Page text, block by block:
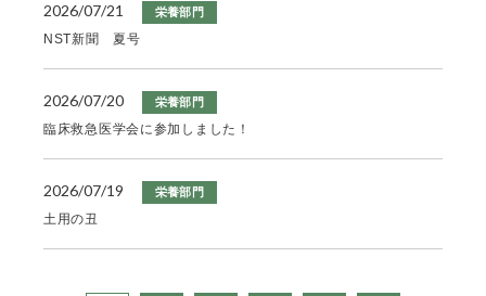
2026/07/21 栄養部門
NST新聞 夏号
2026/07/20 栄養部門
臨床救急医学会に参加しました！
2026/07/19 栄養部門
土用の丑